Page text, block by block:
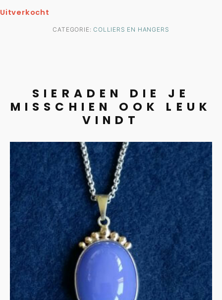
Uitverkocht
CATEGORIE:COLLIERS EN HANGERS
SIERADEN DIE JE
MISSCHIEN OOK LEUK
VINDT
UITVERKOCHT
Collier chalcedoon in zilver
en goud
€275.00
MEER INFORMATIE